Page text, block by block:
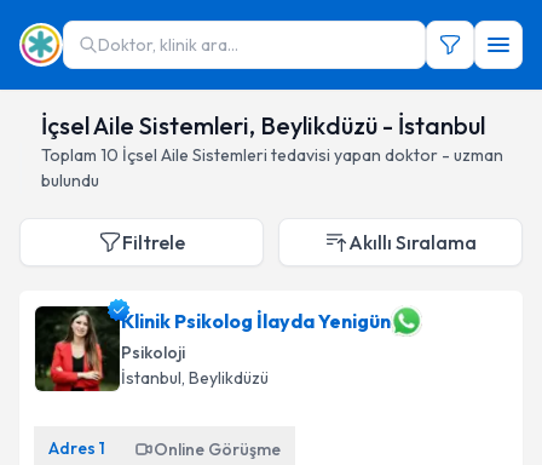
Doktor, klinik ara...
İçsel Aile Sistemleri, Beylikdüzü - İstanbul
Toplam 10 İçsel Aile Sistemleri tedavisi yapan doktor - uzman
bulundu
Filtrele Akıllı Sıralama
Klinik Psikolog İlayda Yenigün
Psikoloji
İstanbul, Beylikdüzü
Adres 1 Online Görüşme